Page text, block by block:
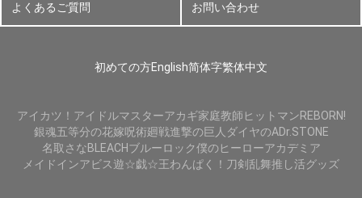
よくあるご質問 お問い合わせ
初めての方English简体字繁体中文
アイカツ！ アイドルマスターアカギ家庭教師ヒットマンREBORN!
銀魂五等分の花嫁呪術廻戦進撃の巨人 ダイヤのADr.STONE
名取さなBLEACHブルーロック僕のヒーローアカデミア
メイドインアビス遊☆戯☆王わんぱく！刀剣乱舞推し活グッズ